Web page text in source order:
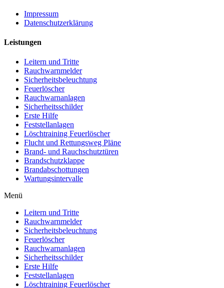
Impressum
Datenschutzerklärung
Leistungen
Leitern und Tritte
Rauchwarnmelder
Sicherheitsbeleuchtung
Feuerlöscher
Rauchwarnanlagen
Sicherheitsschilder
Erste Hilfe
Feststellanlagen
Löschtraining Feuerlöscher
Flucht und Rettungsweg Pläne
Brand- und Rauchschutztüren
Brandschutzklappe
Brandabschottungen
Wartungsintervalle
Menü
Leitern und Tritte
Rauchwarnmelder
Sicherheitsbeleuchtung
Feuerlöscher
Rauchwarnanlagen
Sicherheitsschilder
Erste Hilfe
Feststellanlagen
Löschtraining Feuerlöscher